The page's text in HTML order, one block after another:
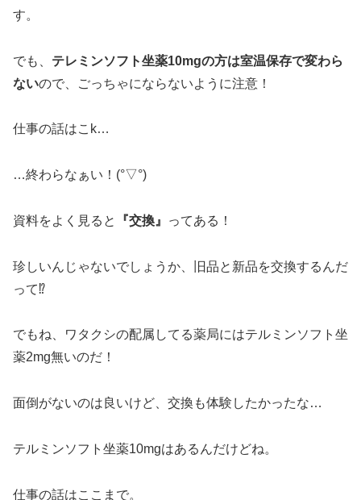
す。
でも、 テレミンソフト坐薬10mgの方は室温保存で変わら
ないので、ごっちゃにならないように注意！
仕事の話はこk…
…終わらなぁい！(°▽°)
資料をよく見ると 『交換』 ってある！
珍しいんじゃないでしょうか、旧品と新品を交換するんだ
って⁉︎
でもね、ワタクシの配属してる薬局にはテルミンソフト坐
薬2mg無いのだ！
面倒がないのは良いけど、交換も体験したかったな…
テルミンソフト坐薬10mgはあるんだけどね。
仕事の話はここまで。